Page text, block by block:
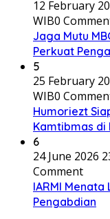
12 February
WIB0
Jaga Mutu
Perkuat
5
25 February
WIB0
Humoriezt
Kamtibmas di
6
24 June 2026
Comment
IARMI
Pengabdian